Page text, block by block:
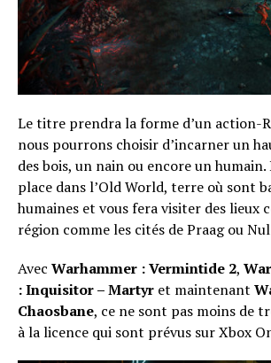
Le titre prendra la forme d’un action-
nous pourrons choisir d’incarner un
des bois, un nain ou encore un
place dans l’Old World, terre où sont
humaines et vous fera visiter des lieux
région comme les cités de Praag ou
Avec Warhammer : Vermintide 2,
: Inquisitor – Martyr et maintenant
Chaosbane, ce ne sont pas moins de
à la licence qui sont prévus sur Xbox